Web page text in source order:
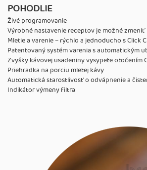
POHODLIE
Živé programovanie
Výrobné nastavenie receptov je možné zmeniť
Mletie a varenie – rýchlo a jednoducho s Click
Patentovaný systém varenia s automatickým
Zvyšky kávovej usadeniny vysypete otočením
Priehradka na porciu mletej kávy
Automatická starostlivosť o odvápnenie a
Indikátor výmeny filtra